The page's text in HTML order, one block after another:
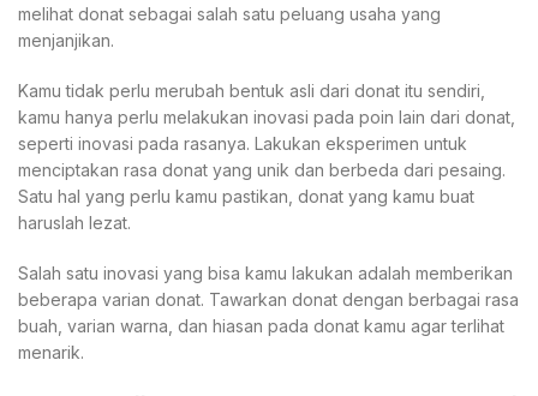
melihat donat sebagai salah satu peluang usaha yang
menjanjikan.
Kamu tidak perlu merubah bentuk asli dari donat itu sendiri,
kamu hanya perlu melakukan inovasi pada poin lain dari donat,
seperti inovasi pada rasanya. Lakukan eksperimen untuk
menciptakan rasa donat yang unik dan berbeda dari pesaing.
Satu hal yang perlu kamu pastikan, donat yang kamu buat
haruslah lezat.
Salah satu inovasi yang bisa kamu lakukan adalah memberikan
beberapa varian donat. Tawarkan donat dengan berbagai rasa
buah, varian warna, dan hiasan pada donat kamu agar terlihat
menarik.